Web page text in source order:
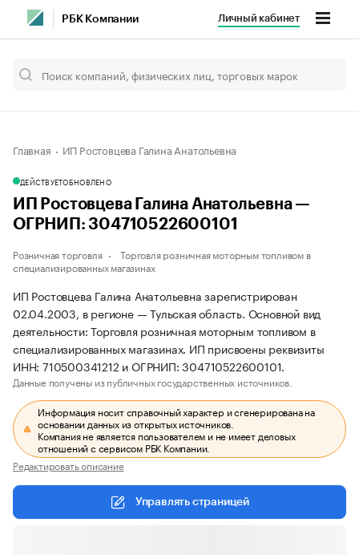
РБК Компании Личный кабинет
Главная ИП Ростовцева Галина Анатольевна
ДЕЙСТВУЕТОБНОВЛЕНО
ИП Ростовцева Галина Анатольевна —
ОГРНИП: 304710522600101
Розничная торговля
Торговля розничная моторным топливом в
специализированных магазинах
ИП Ростовцева Галина Анатольевна зарегистрирован
02.04.2003, в регионе — Тульская область. Основной вид
деятельности: Торговля розничная моторным топливом в
специализированных магазинах. ИП присвоены реквизиты
ИНН: 710500341212 и ОГРНИП: 304710522600101.
Данные получены из публичных государственных источников.
Информация носит справочный характер и сгенерирована на
основании данных из открытых источников.
Компания не является пользователем и не имеет деловых
отношений с сервисом РБК Компании.
Редактировать описание
Управлять страницей